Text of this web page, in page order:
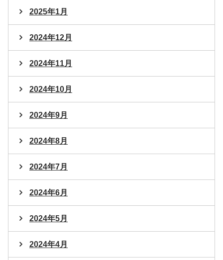
2025年1月
2024年12月
2024年11月
2024年10月
2024年9月
2024年8月
2024年7月
2024年6月
2024年5月
2024年4月